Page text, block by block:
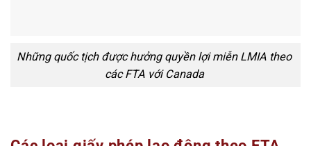
Những quốc tịch được hưởng quyền lợi miễn LMIA theo
các FTA với Canada